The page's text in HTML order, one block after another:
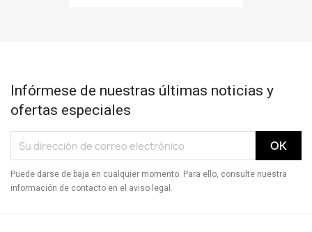
Infórmese de nuestras últimas noticias y
ofertas especiales
Puede darse de baja en cualquier momento. Para ello, consulte nuestra
información de contacto en el aviso legal.